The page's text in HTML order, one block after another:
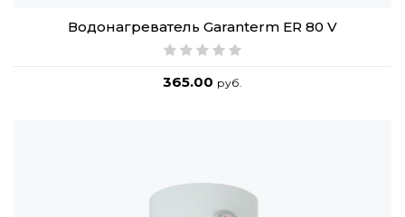
Водонагреватель Garanterm ER 80 V
365.00 руб.